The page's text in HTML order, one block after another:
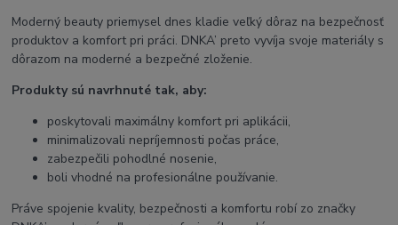
Moderný beauty priemysel dnes kladie veľký dôraz na bezpečnosť
produktov a komfort pri práci. DNKA’ preto vyvíja svoje materiály s
dôrazom na moderné a bezpečné zloženie.
Produkty sú navrhnuté tak, aby:
poskytovali maximálny komfort pri aplikácii,
minimalizovali nepríjemnosti počas práce,
zabezpečili pohodlné nosenie,
boli vhodné na profesionálne používanie.
Práve spojenie kvality, bezpečnosti a komfortu robí zo značky